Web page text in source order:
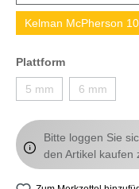
Kelman McPherson
Plattform
5 mm 6 mm
Bitte loggen Sie
den Artikel kaufen